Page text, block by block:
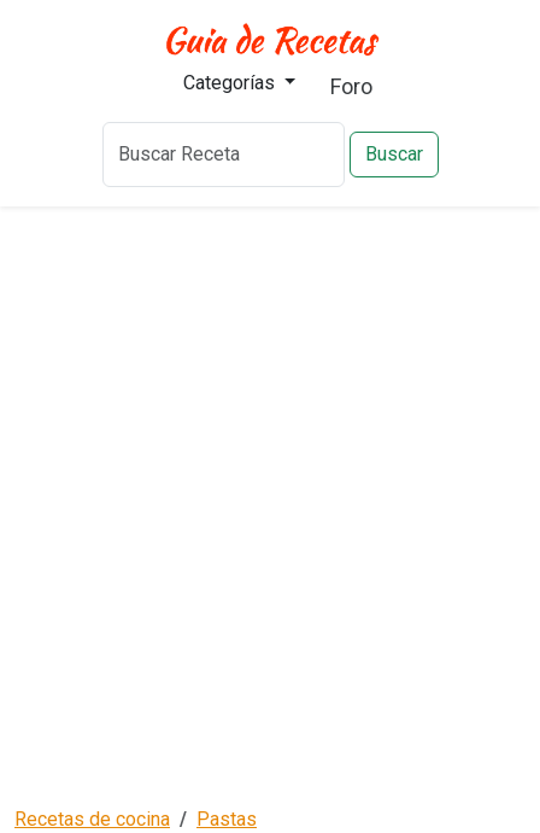
Categorías Foro
Buscar
Recetas de cocina Pastas